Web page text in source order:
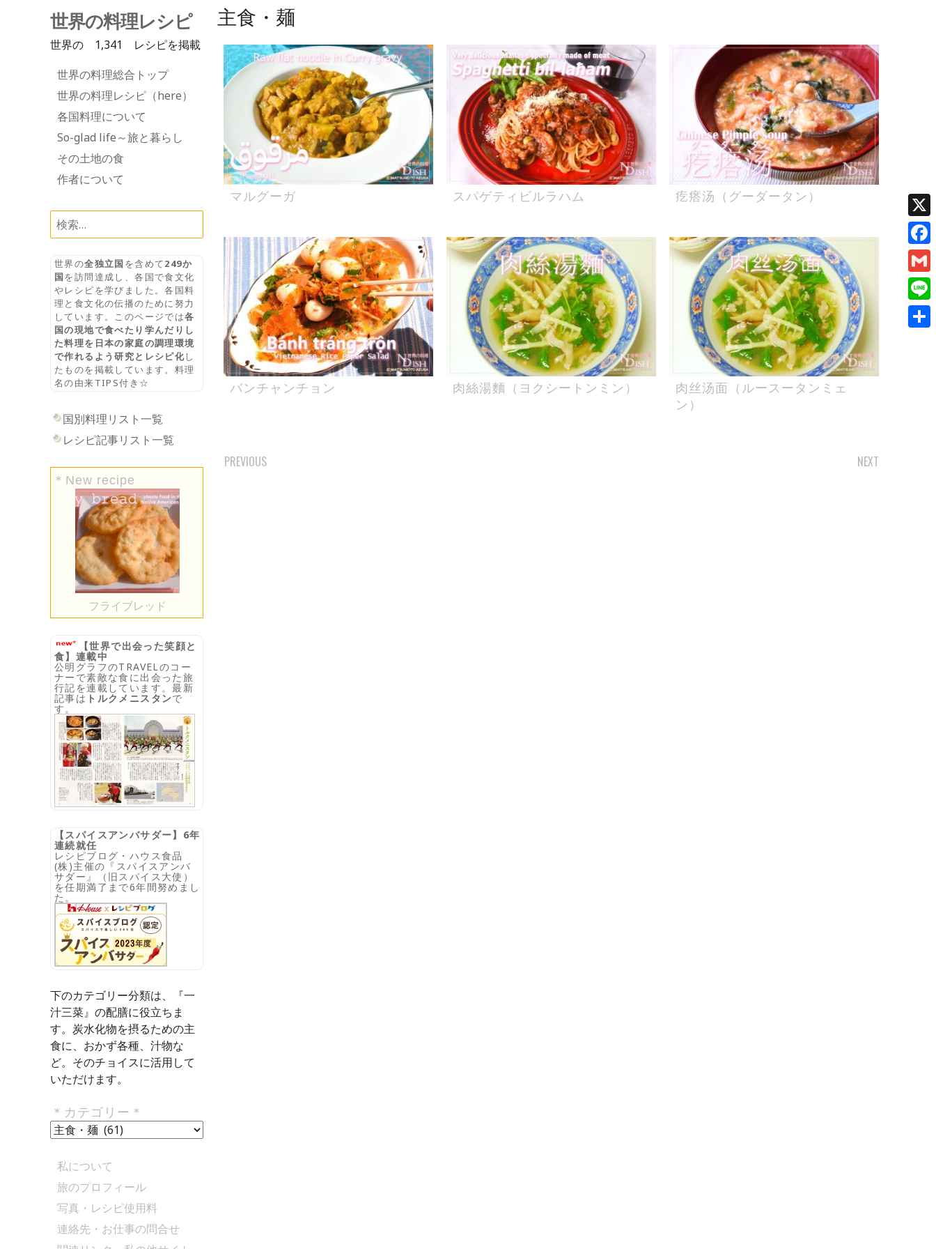
世界の料理レシピ
世界の 1,341 レシピを掲載
Skip
to
content
世界の料理総合トップ
世界の料理レシピ（here）
各国料理について
So-glad life～旅と暮らし
その土地の食
作者について
主食・麺
マルグーガ スパゲティビルラハム 疙瘩汤（グーダータン）
バンチャンチョン 肉絲湯麵（ヨクシートンミン）
肉丝汤面（ルースータンミェ
ン）
POSTS
PREVIOUS NEXT
検
索:
世界の全独立国を含めて249か
国を訪問達成し、各国で食文化
やレシピを学びました。各国料
理と食文化の伝播のために努力
しています。このページでは各
国の現地で食べたり学んだりし
た料理を日本の家庭の調理環境
で作れるよう研究とレシピ化し
たものを掲載しています。料理
名の由来TIPS付き☆
国別料理リスト一覧
レシピ記事リスト一覧
＊New recipe
フライブレッド
【世界で出会った笑顔と
食】連載中
公明グラフのTRAVELのコー
ナーで素敵な食に出会った旅
行記を連載しています。最新
記事は トルクメニスタンで
す。
【スパイスアンバサダー】6年
連続就任
レシピブログ・ハウス食品
(株)主催の『スパイスアンバ
サダー』（旧スパイス大使）
を任期満了まで6年間努めまし
た。
下のカテゴリー分類は、『一
汁三菜』の配膳に役立ちま
す。炭水化物を摂るための主
食に、おかず各種、汁物な
ど。そのチョイスに活用して
いただけます。
＊カテゴリー＊
＊
テ
ゴ
リ
ー
＊
私について
旅のプロフィール
写真・レシピ使用料
連絡先・お仕事の問合せ
X
Line